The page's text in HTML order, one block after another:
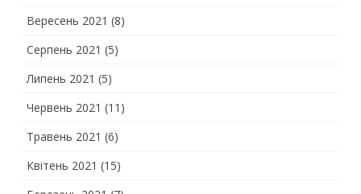
Вересень 2021 (8)
Серпень 2021 (5)
Липень 2021 (5)
Червень 2021 (11)
Травень 2021 (6)
Квітень 2021 (15)